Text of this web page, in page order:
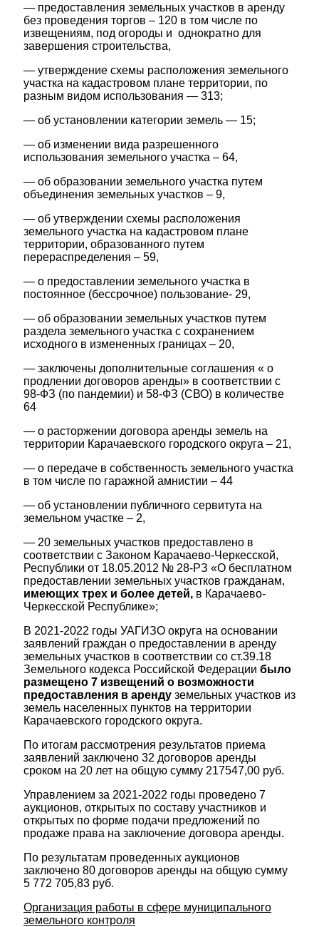
— предоставления земельных участков в аренду
без проведения торгов – 120 в том числе по
извещениям, под огороды и однократно для
завершения строительства,
— утверждение схемы расположения земельного
участка на кадастровом плане территории, по
разным видом использования — 313;
— об установлении категории земель — 15;
— об изменении вида разрешенного
использования земельного участка – 64,
— об образовании земельного участка путем
объединения земельных участков – 9,
— об утверждении схемы расположения
земельного участка на кадастровом плане
территории, образованного путем
перераспределения – 59,
— о предоставлении земельного участка в
постоянное (бессрочное) пользование- 29,
— об образовании земельных участков путем
раздела земельного участка с сохранением
исходного в измененных границах – 20,
— заключены дополнительные соглашения « о
продлении договоров аренды» в соответствии с
98-ФЗ (по пандемии) и 58-ФЗ (СВО) в количестве
64
— о расторжении договора аренды земель на
территории Карачаевского городского округа – 21,
— о передаче в собственность земельного участка
в том числе по гаражной амнистии – 44
— об установлении публичного сервитута на
земельном участке – 2,
— 20 земельных участков предоставлено в
соответствии с Законом Карачаево-Черкесской,
Республики от 18.05.2012 № 28-РЗ «О бесплатном
предоставлении земельных участков гражданам,
имеющих трех и более детей, в Карачаево-
Черкесской Республике»;
В 2021-2022 годы УАГИЗО округа на основании
заявлений граждан о предоставлении в аренду
земельных участков в соответствии со ст.39.18
Земельного кодекса Российской Федерации было
размещено 7 извещений о возможности
предоставления в аренду земельных участков из
земель населенных пунктов на территории
Карачаевского городского округа.
По итогам рассмотрения результатов приема
заявлений заключено 32 договоров аренды
сроком на 20 лет на общую сумму 217547,00 руб.
Управлением за 2021-2022 годы проведено 7
аукционов, открытых по составу участников и
открытых по форме подачи предложений по
продаже права на заключение договора аренды.
По результатам проведенных аукционов
заключено 80 договоров аренды на общую сумму
5 772 705,83 руб.
Организация работы в сфере муниципального
земельного контроля